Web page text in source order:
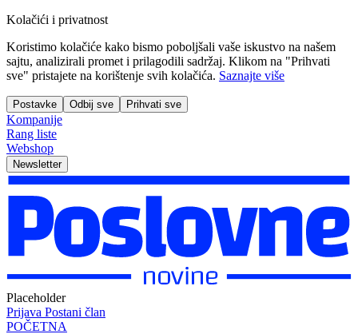
Kolačići i privatnost
Koristimo kolačiće kako bismo poboljšali vaše iskustvo na našem
sajtu, analizirali promet i prilagodili sadržaj. Klikom na "Prihvati
sve" pristajete na korištenje svih kolačića. Saznajte više
Postavke Odbij sve Prihvati sve
Kompanije
Rang liste
Webshop
Newsletter
Placeholder
Prijava Postani član
POČETNA